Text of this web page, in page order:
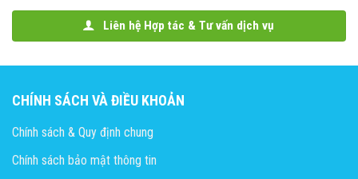
Liên hệ Hợp tác & Tư vấn dịch vụ
CHÍNH SÁCH VÀ ĐIỀU KHOẢN
Chính sách & Quy định chung
Chính sách bảo mật thông tin